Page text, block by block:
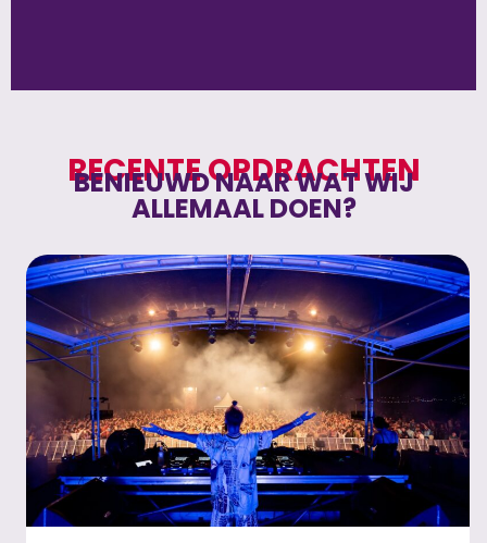
RECENTE OPDRACHTEN
BENIEUWD NAAR WAT WIJ
ALLEMAAL DOEN?